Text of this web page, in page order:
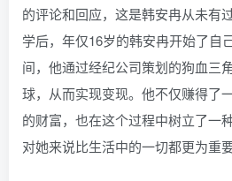
的评论和回应，这是韩安冉从未有
学后，年仅16岁的韩安冉开始了自
间，他通过经纪公司策划的狗血三
球，从而实现变现。他不仅赚得了
的财富，也在这个过程中树立了一
对她来说比生活中的一切都更为重要